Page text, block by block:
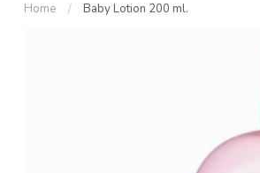
Home / Baby Lotion 200 ml.